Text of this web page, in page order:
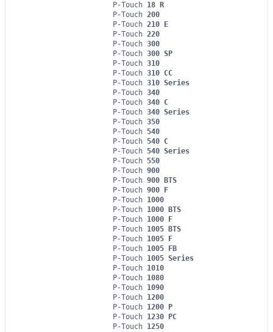
P-Touch 18 R
P-Touch 200
P-Touch 210 E
P-Touch 220
P-Touch 300
P-Touch 300 SP
P-Touch 310
P-Touch 310 CC
P-Touch 310 Series
P-Touch 340
P-Touch 340 C
P-Touch 340 Series
P-Touch 350
P-Touch 540
P-Touch 540 C
P-Touch 540 Series
P-Touch 550
P-Touch 900
P-Touch 900 BTS
P-Touch 900 F
P-Touch 1000
P-Touch 1000 BTS
P-Touch 1000 F
P-Touch 1005 BTS
P-Touch 1005 F
P-Touch 1005 FB
P-Touch 1005 Series
P-Touch 1010
P-Touch 1080
P-Touch 1090
P-Touch 1200
P-Touch 1200 P
P-Touch 1230 PC
P-Touch 1250